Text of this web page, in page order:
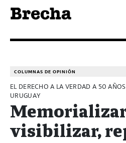
COLUMNAS DE OPINIÓN
EL DERECHO A LA VERDAD A 50
URUGUAY
visibilizar,